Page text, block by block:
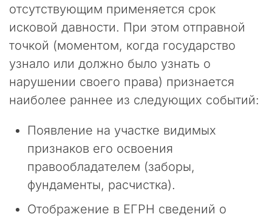
отсутствующим применяется срок
исковой давности. При этом отправной
точкой (моментом, когда государство
узнало или должно было узнать о
нарушении своего права) признается
наиболее раннее из следующих событий:
Появление на участке видимых
признаков его освоения
правообладателем (заборы,
фундаменты, расчистка).
Отображение в ЕГРН сведений о
о
н
ы
й
о
д
к
»
п
о
д
в